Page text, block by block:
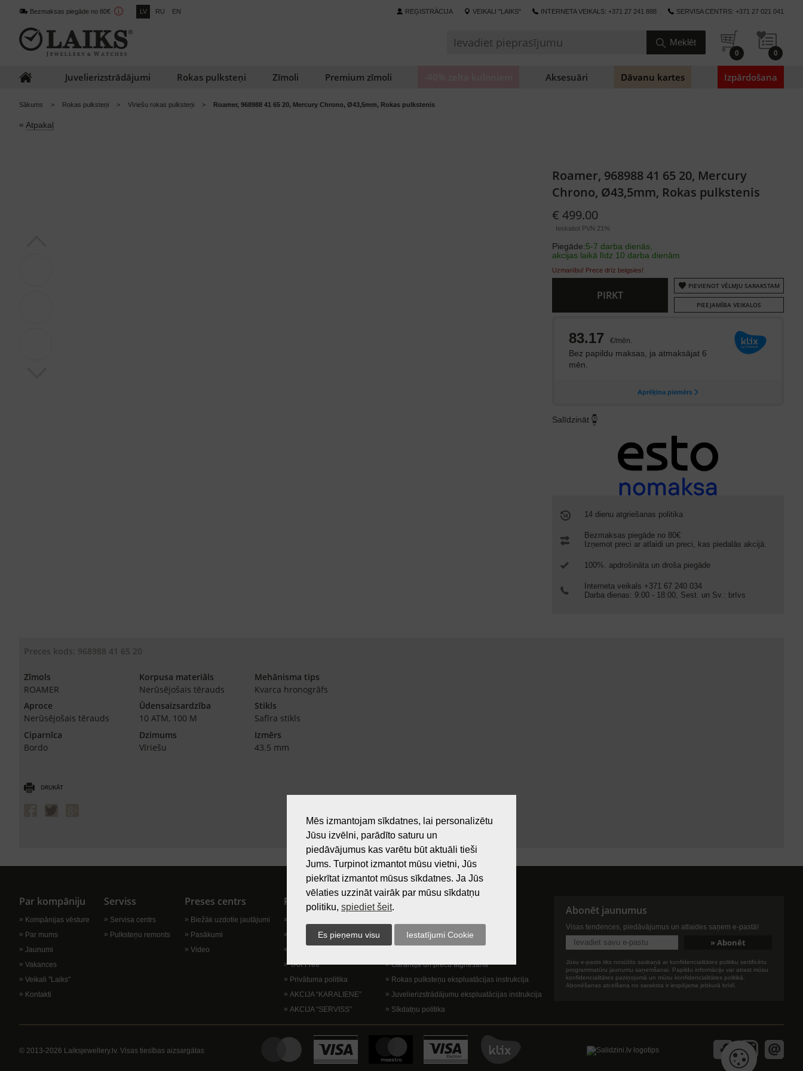
Bezmaksas piegāde no 80€ LV RU EN REĢISTRĀCIJA VEIKALI "LAIKS" INTERNETA VEIKALS: +371 27 241 888 SERVISA CENTRS: +371 27 021 041
0 0
Juvelierizstrādājumi Rokas pulksteņi Zīmoli Premium zīmoli Aksesuāri Dāvanu kartes Izpārdošana
Sākums Rokas pulksteņi Vīriešu rokas pulksteņi Roamer, 968988 41 65 20, Mercury Chrono, Ø43,5mm, Rokas pulkstenis
« Atpakaļ
Roamer, 968988 41 65 20, Mercury
Chrono, Ø43,5mm, Rokas pulkstenis
€ 499.00
Ieskaitot PVN 21%
Piegāde:5-7 darba dienās,
akcijas laikā līdz 10 darba dienām
Uzmanību! Prece drīz beigsies!
PIRKT
PIEVIENOT VĒLMJU SARAKSTAM
PIEEJAMĪBA VEIKALOS
Salīdzināt
14 dienu atgriešanas politika
Bezmaksas piegāde no 80€
Izņemot preci ar atlaidi un preci, kas piedalās akcijā.
100%. apdrošināta un droša piegāde
Interneta veikals +371 67 240 034
Darba dienas: 9:00 - 18:00, Sest. un Sv.: brīvs
Preces kods: 968988 41 65 20
Zīmols
ROAMER
Korpusa materiāls
Nerūsējošais tērauds
Mehānisma tips
Kvarca hronogrāfs
Aproce
Nerūsējošais tērauds
Ūdensaizsardzība
10 ATM, 100 M
Stikls
Safīra stikls
Ciparnīca
Bordo
Dzimums
Vīriešu
Izmērs
43.5 mm
DRUKĀT
Par kompāniju
Kompānijas vēsture
Par mums
Jaunumi
Vakances
Veikali "Laiks"
Kontakti
Serviss
Servisa centrs
Pulksteņu remonts
Preses centrs
Biežāk uzdotie jautājumi
Pasākumi
Video
Pircējam
Dāvanu kartes
TAX Free
Privātuma politika
AKCIJA “KARALIENE”
AKCIJA “SERVISS”
Lietošanas noteikumi
Lietošanas noteikumi
Garantija un preču atgriešana
Rokas pulksteņu ekspluatācijas instrukcija
Juvelierizstrādājumu ekspluatācijas instrukcija
Sīkdatņu politika
Abonēt jaunumus
Visas tendences, piedāvājumus un atlaides saņem e-pastā!
Jūsu e-pasts tiks nosūtīts saskaņā ar konfidencialitātes politiku sertificētu
programmatūru jaunumu saņemšanai. Papildu informāciju var atrast mūsu
konfidencialitātes paziņojumā un mūsu konfidencialitātes politikā.
Abonēšanas atcelšana no saraksta ir iespējama jebkurā brīdī.
© 2013-2026 Laiksjewellery.lv. Visas tiesības aizsargātas
Mēs izmantojam sīkdatnes, lai personalizētu
Jūsu izvēlni, parādīto saturu un
piedāvājumus kas varētu būt aktuāli tieši
Jums. Turpinot izmantot mūsu vietni, Jūs
piekrītat izmantot mūsus sīkdatnes. Ja Jūs
vēlaties uzzināt vairāk par mūsu sīkdatņu
politiku, spiediet šeit.